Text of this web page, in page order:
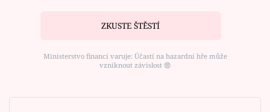
ZKUSTE ŠTĚSTÍ
Ministerstvo financí varuje: Účastí na hazardní hře může
vzniknout závislost ⑱